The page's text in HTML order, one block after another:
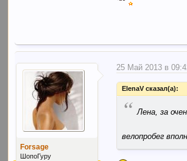
Forsage
ШопоГуру
25 Май 2013 в
ElenaV сказал(а):
“ Лена, за
велопробег